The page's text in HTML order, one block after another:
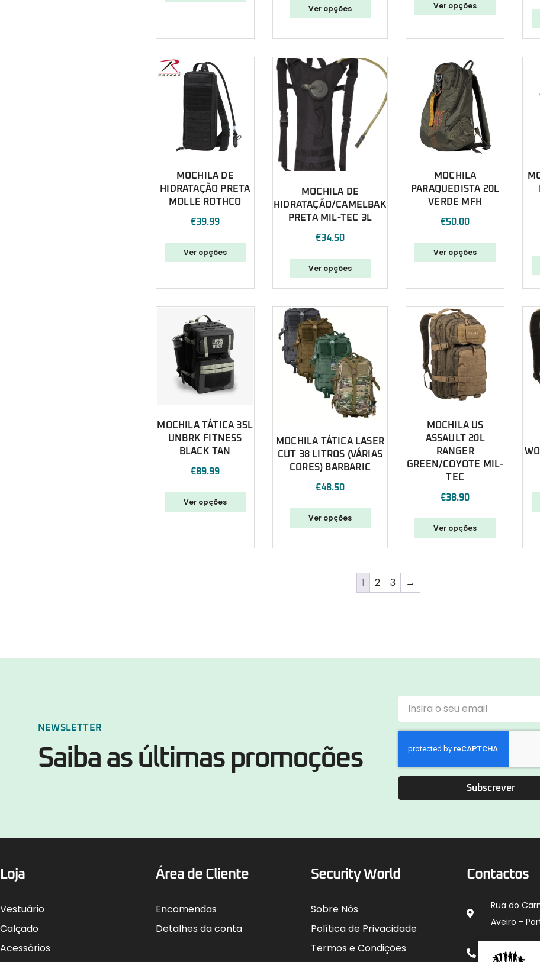
Ver opções Ver opções
MOCHILA DE
HIDRATAÇÃO PRETA
MOLLE ROTHCO
€39.99
Ver opções
MOCHILA DE
HIDRATAÇÃO/CAMELBAK
PRETA MIL-TEC 3L
€34.50
Ver opções
MOCHILA
PARAQUEDISTA 20L
VERDE MFH
€50.00
Ver opções
MOCHILA TÁTICA 35L
UNBRK FITNESS
BLACK TAN
€89.99
Ver opções
MOCHILA TÁTICA LASER
CUT 38 LITROS (VÁRIAS
CORES) BARBARIC
€48.50
Ver opções
MOCHILA US
ASSAULT 20L
RANGER
GREEN/COYOTE MIL-
TEC
€38.90
Ver opções
1 2 3 →
NEWSLETTER
Saiba as últimas promoções
Subscrever
Loja
Vestuário
Calçado
Acessórios
Área de Cliente
Encomendas
Detalhes da conta
Security World
Sobre Nós
Política de Privacidade
Termos e Condições
Contactos
Rua do
Aveiro -
912 009